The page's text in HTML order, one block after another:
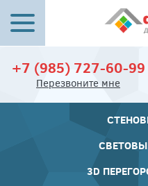
+7 (985) 727-60-99
Перезвоните мне
3D